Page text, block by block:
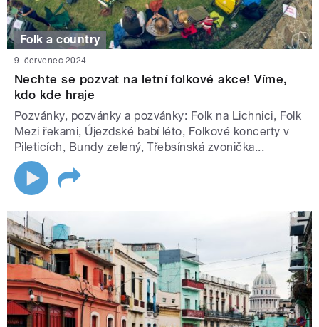
Folk a country
9. červenec 2024
Nechte se pozvat na letní folkové akce! Víme,
kdo kde hraje
Pozvánky, pozvánky a pozvánky: Folk na Lichnici, Folk
Mezi řekami, Újezdské babí léto, Folkové koncerty v
Pileticích, Bundy zelený, Třebsínská zvonička...